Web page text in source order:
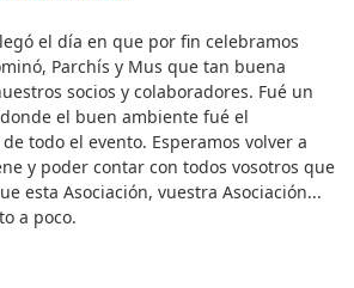
el día en que por fin celebramos
Parchís y Mus que tan buena
socios y colaboradores. Fué un
el buen ambiente fué el
todo el evento. Esperamos volver a
y poder contar con todos vosotros que
esta Asociación, vuestra Asociación...
a poco.